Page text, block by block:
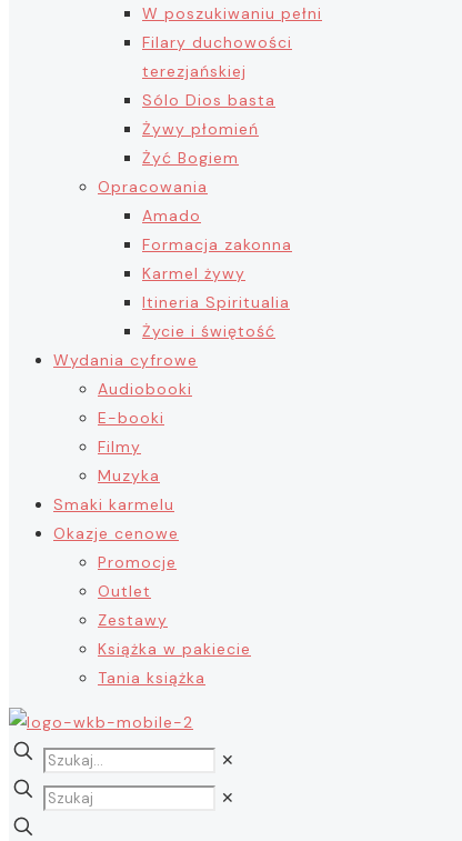
W poszukiwaniu pełni
Filary duchowości
terezjańskiej
Sólo Dios basta
Żywy płomień
Żyć Bogiem
Opracowania
Amado
Formacja zakonna
Karmel żywy
Itineria Spiritualia
Życie i świętość
Wydania cyfrowe
Audiobooki
E-booki
Filmy
Muzyka
Smaki karmelu
Okazje cenowe
Promocje
Outlet
Zestawy
Książka w pakiecie
Tania książka
✕
✕